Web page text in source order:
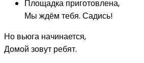
Площадка приготовлена,
Мы ждём тебя. Садись!
Но вьюга начинается,
Домой зовут ребят.